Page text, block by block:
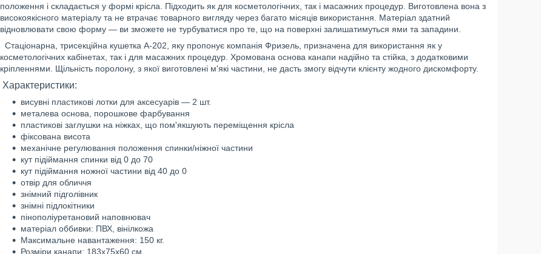
положення і складається у формі крісла. Підходить як для косметологічних, так і масажних процедур. Виготовлена вона з
високоякісного матеріалу та не втрачає товарного вигляду через багато місяців використання. Матеріал здатний
відновлювати свою форму — ви зможете не турбуватися про те, що на поверхні залишатимуться ями та западини.
Стаціонарна, трисекційна кушетка А-202, яку пропонує компанія Фризель, призначена для використання як у
косметологічних кабінетах, так і для масажних процедур. Хромована основа канапи надійно та стійка, з додатковими
кріпленнями. Щільність поролону, з якої виготовлені м'які частини, не дасть змогу відчути клієнту жодного дискомфорту.
Характеристики:
висувні пластикові лотки для аксесуарів — 2 шт.
металева основа, порошкове фарбування
пластикові заглушки на ніжках, що пом'якшують переміщення крісла
фіксована висота
механічне регулювання положення спинки/ніжної частини
кут підіймання спинки від 0 до 70
кут підіймання ножної частини від 40 до 0
отвір для обличчя
знімний підголівник
знімні підлокітники
пінополіуретановий наповнювач
матеріал оббивки: ПВХ, вінілкожа
Максимальне навантаження: 150 кг.
Розміри канапи: 183х75х60 см.